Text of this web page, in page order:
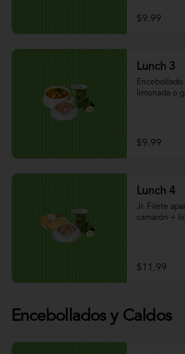
$9.99
Lunch 3
limonada o
$9.99
Lunch 4
Jr. Filete
camarón +
$11.99
Encebollados y Caldos